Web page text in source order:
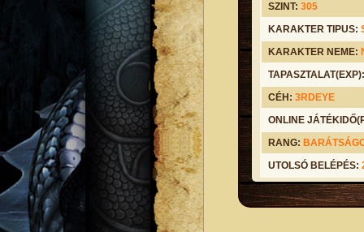
SZINT: 305
KARAKTER TIPUS:
KARAKTER NEME:
CÉH: 3RDEYE
ONLINE
RANG:
UTOLSÓ BELÉPÉS: